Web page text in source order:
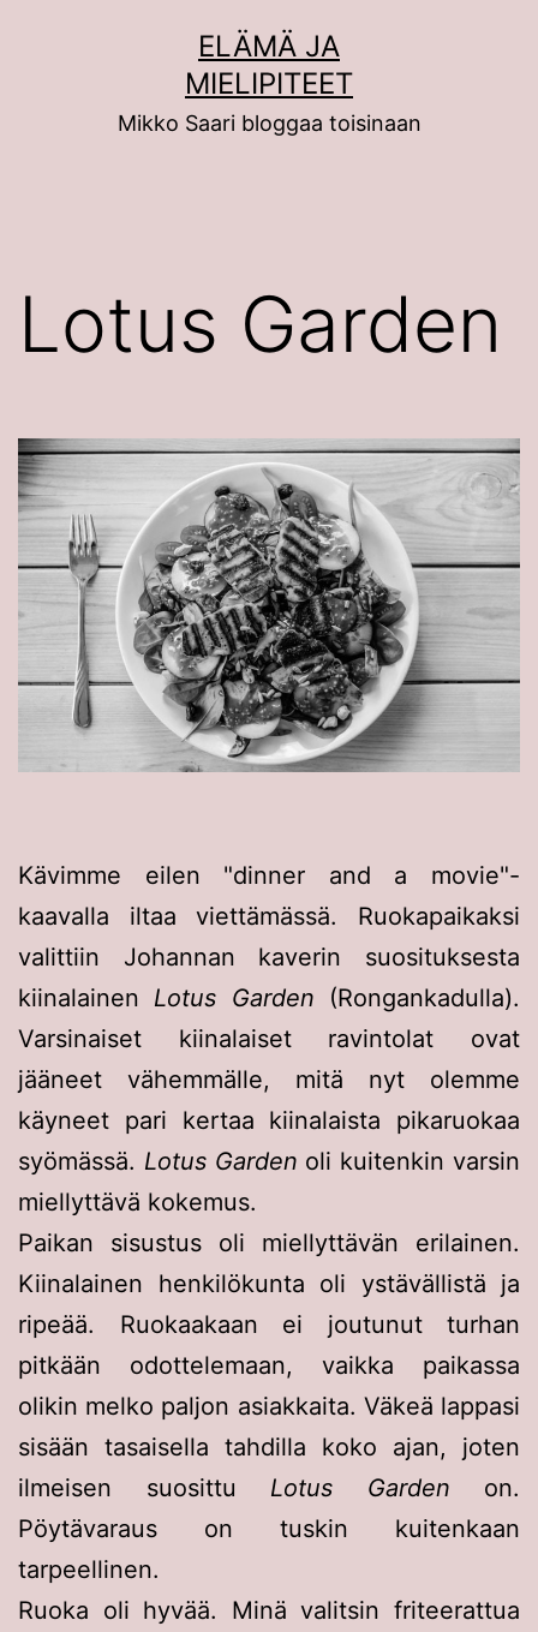
ELÄMÄ JA
MIELIPITEET
Mikko Saari bloggaa toisinaan
Lotus Garden
Kävimme eilen "dinner and a movie"-
kaavalla iltaa viettämässä. Ruokapaikaksi
valittiin Johannan kaverin suosituksesta
kiinalainen Lotus Garden (Rongankadulla).
Varsinaiset kiinalaiset ravintolat ovat
jääneet vähemmälle, mitä nyt olemme
käyneet pari kertaa kiinalaista pikaruokaa
syömässä. Lotus Garden oli kuitenkin varsin
miellyttävä kokemus.
Paikan sisustus oli miellyttävän erilainen.
Kiinalainen henkilökunta oli ystävällistä ja
ripeää. Ruokaakaan ei joutunut turhan
pitkään odottelemaan, vaikka paikassa
olikin melko paljon asiakkaita. Väkeä lappasi
sisään tasaisella tahdilla koko ajan, joten
ilmeisen suosittu Lotus Garden on.
Pöytävaraus on tuskin kuitenkaan
tarpeellinen.
Ruoka oli hyvää. Minä valitsin friteerattua